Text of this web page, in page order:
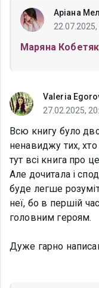
Аріана Мел
Маряна Кобетяк
Valeria
27.02.2025,
Всю книгу було
ненавиджу тих, хто
тут всі книга про
Але дочитала і
буде легше
неї, бо в першій
головним героям.
Дуже гарно